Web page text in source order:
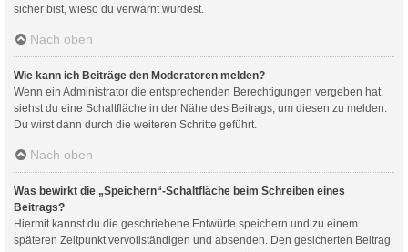
sicher bist, wieso du verwarnt wurdest.
Nach oben
Wie kann ich Beiträge den Moderatoren melden?
Wenn ein Administrator die entsprechenden Berechtigungen vergeben hat,
siehst du eine Schaltfläche in der Nähe des Beitrags, um diesen zu melden.
Du wirst dann durch die weiteren Schritte geführt.
Nach oben
Was bewirkt die „Speichern“-Schaltfläche beim Schreiben eines
Beitrags?
Hiermit kannst du die geschriebene Entwürfe speichern und zu einem
späteren Zeitpunkt vervollständigen und absenden. Den gesicherten Beitrag